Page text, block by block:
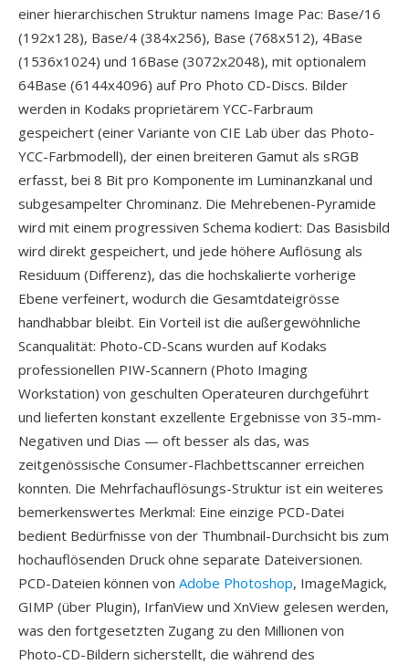
einer hierarchischen Struktur namens Image Pac: Base/16
(192x128), Base/4 (384x256), Base (768x512), 4Base
(1536x1024) und 16Base (3072x2048), mit optionalem
64Base (6144x4096) auf Pro Photo CD-Discs. Bilder
werden in Kodaks proprietärem YCC-Farbraum
gespeichert (einer Variante von CIE Lab über das Photo-
YCC-Farbmodell), der einen breiteren Gamut als sRGB
erfasst, bei 8 Bit pro Komponente im Luminanzkanal und
subgesampelter Chrominanz. Die Mehrebenen-Pyramide
wird mit einem progressiven Schema kodiert: Das Basisbild
wird direkt gespeichert, und jede höhere Auflösung als
Residuum (Differenz), das die hochskalierte vorherige
Ebene verfeinert, wodurch die Gesamtdateigrösse
handhabbar bleibt. Ein Vorteil ist die außergewöhnliche
Scanqualität: Photo-CD-Scans wurden auf Kodaks
professionellen PIW-Scannern (Photo Imaging
Workstation) von geschulten Operateuren durchgeführt
und lieferten konstant exzellente Ergebnisse von 35-mm-
Negativen und Dias — oft besser als das, was
zeitgenössische Consumer-Flachbettscanner erreichen
konnten. Die Mehrfachauflösungs-Struktur ist ein weiteres
bemerkenswertes Merkmal: Eine einzige PCD-Datei
bedient Bedürfnisse von der Thumbnail-Durchsicht bis zum
hochauflösenden Druck ohne separate Dateiversionen.
PCD-Dateien können von Adobe Photoshop, ImageMagick,
GIMP (über Plugin), IrfanView und XnView gelesen werden,
was den fortgesetzten Zugang zu den Millionen von
Photo-CD-Bildern sicherstellt, die während des